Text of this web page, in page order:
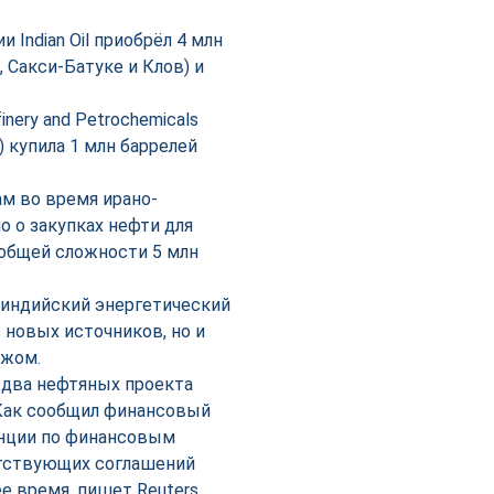
Indian Oil приобрёл 4 млн
Батуке и Клов) и
and Petrochemicals
купила 1 млн баррелей
во время ирано-
о закупках нефти для
сложности 5 млн
энергетический
новых источников, но и
нефтяных проекта
сообщил финансовый
по финансовым
соглашений